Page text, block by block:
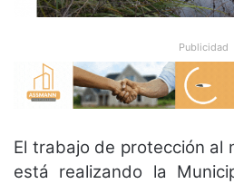
Publicidad
El trabajo de protección al
está realizando la